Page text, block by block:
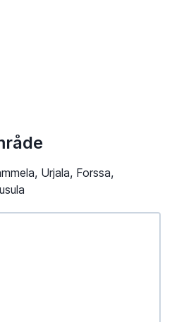
Urjala, Forssa,